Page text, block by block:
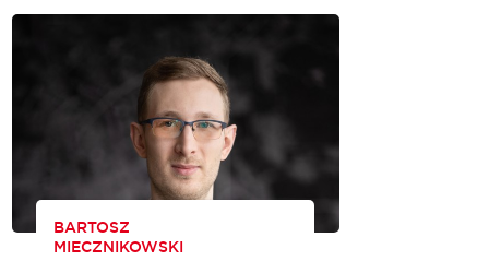
BARTOSZ
MIECZNIKOWSKI